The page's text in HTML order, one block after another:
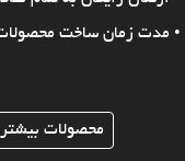
• مدت زمان ساخت محصولات 24 الی 72 ساعت
محصولات بیشتر